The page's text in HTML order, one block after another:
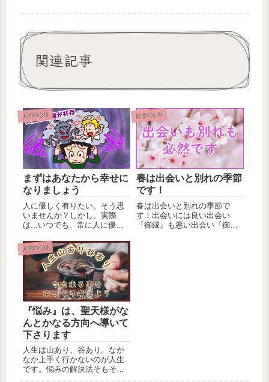
関連記事
人間の心得
まずはあなたから幸せに
なりましょう
人に優しく有りたい。そう思
いませんか？しかし、実際
は...いつでも、常に人に優し
どれく...
現世の心得
春は出会いと別れの季節
です！
春は出会いと別れの季節で
す！出会いには良い出会い
『御縁』も悪い出会い『御
人間の心得
『悩み』は、聖天様がな
んとかなる方向へ導いて
下さります
人生は山あり、谷あり。なか
なか上手く行かないのが人生
です。悩みの解決法そもそも